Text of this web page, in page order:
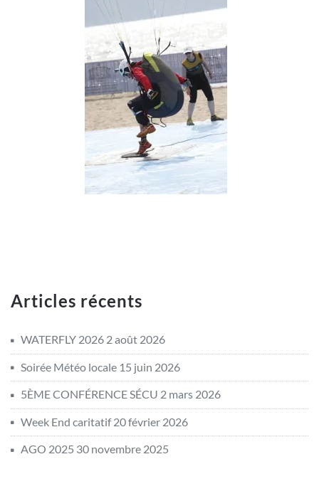
Articles récents
WATERFLY 2026 2 août 2026
Soirée Météo locale 15 juin 2026
5ÈME CONFÉRENCE SÉCU 2 mars 2026
Week End caritatif 20 février 2026
AGO 2025 30 novembre 2025